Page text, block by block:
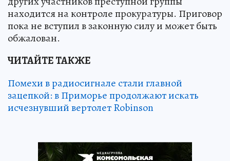
находится на контроле прокуратуры. Приговор
пока не вступил в законную силу и может быть
обжалован.
ЧИТАЙТЕ ТАКЖЕ
Помехи в радиосигнале стали главной
зацепкой: в Приморье продолжают искать
исчезнувший вертолет Robinson